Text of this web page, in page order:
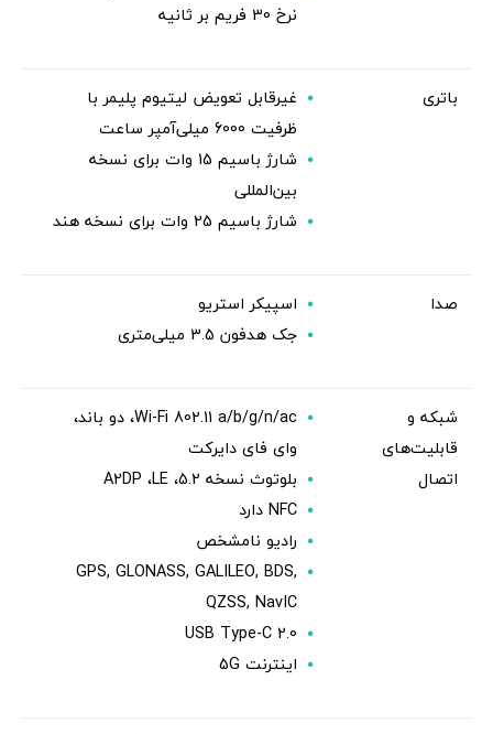
نرخ 30 فریم بر ثانیه
باتری
غیرقابل تعویض لیتیوم پلیمر با
ظرفیت 6000 میلی‌آمپر ساعت
شارژ باسیم 15 وات برای نسخه
بین‌المللی
شارژ باسیم 25 وات برای نسخه هند
صدا
اسپیکر استریو
جک هدفون 3.5 میلی‌متری
شبکه و
قابلیت‌های
اتصال
Wi-Fi 802.11 a/b/g/n/ac، دو باند،
وای فای دایرکت
بلوتوث نسخه 5.2، A2DP ،LE
NFC دارد
رادیو نامشخص
GPS, GLONASS, GALILEO, BDS,
QZSS, NavIC
USB Type-C 2.0
اینترنت 5G